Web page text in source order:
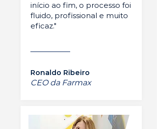
início ao fim, o processo foi
fluido, profissional e muito
eficaz."
Ronaldo Ribeiro
CEO da Farmax